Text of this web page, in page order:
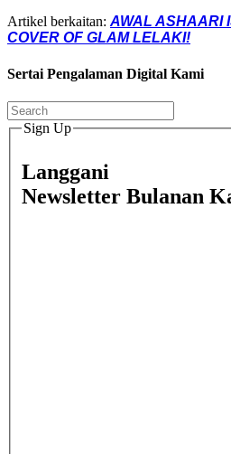
Artikel berkaitan:AWAL ASHAARI
COVER OF GLAM LELAKI!
Sertai Pengalaman Digital Kami
Sign Up
Langgani
Newsletter Bulanan